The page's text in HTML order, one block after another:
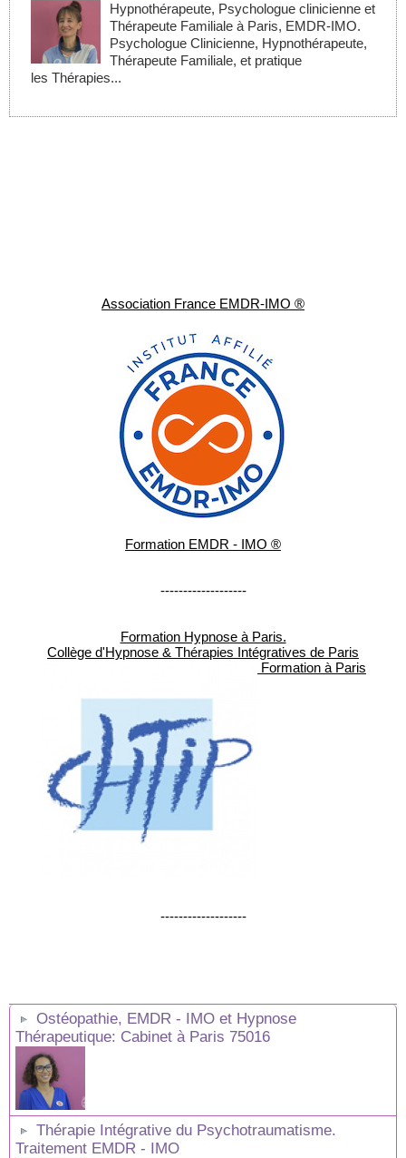
Hypnothérapeute, Psychologue clinicienne et
Thérapeute Familiale à Paris, EMDR-IMO.
Psychologue Clinicienne, Hypnothérapeute,
Thérapeute Familiale, et pratique
les Thérapies...
Association France EMDR-IMO ®
Formation EMDR - IMO ®
-------------------
Formation Hypnose à Paris.
Collège d'Hypnose & Thérapies Intégratives de Paris
Formation à Paris
-------------------
Ostéopathie, EMDR - IMO et Hypnose
Thérapeutique: Cabinet à Paris 75016
Thérapie Intégrative du Psychotraumatisme.
Traitement EMDR - IMO